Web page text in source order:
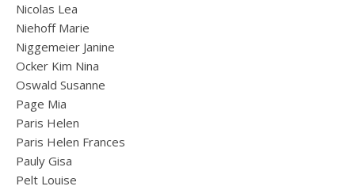
Nicolas Lea
Niehoff Marie
Niggemeier Janine
Ocker Kim Nina
Oswald Susanne
Page Mia
Paris Helen
Paris Helen Frances
Pauly Gisa
Pelt Louise